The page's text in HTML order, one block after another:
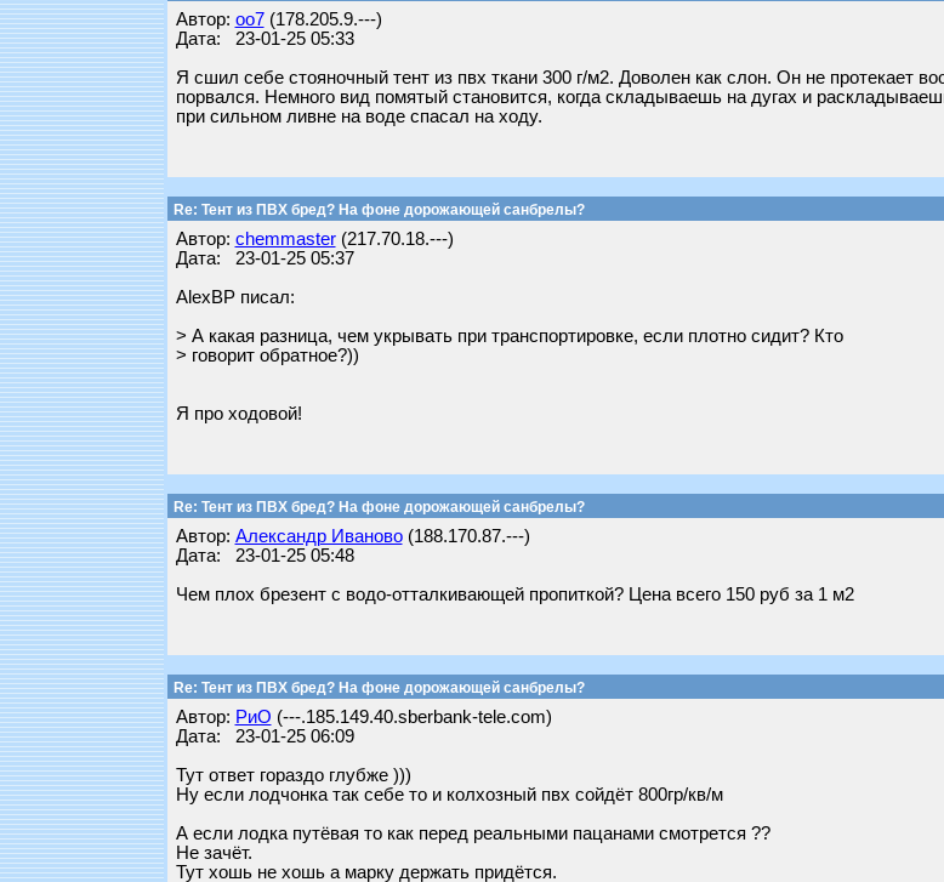
Автор: oo7(178.205.9.---)
Дата: 23-01-25 05:33
Я сшил себе стояночный тент из пвх ткани 300 г/м2. Доволен как слон. Он не протекает
порвался. Немного вид помятый становится, когда складываешь на дугах и
при сильном ливне на воде спасал на ходу.
Re: Тент из ПВХ бред? На фоне дорожающей санбрелы?
Автор: chemmaster(217.70.18.---)
Дата: 23-01-25 05:37
AlexBP писал:
> А какая разница, чем укрывать при транспортировке, если плотно сидит? Кто
> говорит обратное?))
Я про ходовой!
Re: Тент из ПВХ бред? На фоне дорожающей санбрелы?
Автор: Александр Иваново(188.170.87.---)
Дата: 23-01-25 05:48
Чем плох брезент с водо-отталкивающей пропиткой? Цена всего 150 руб за 1 м2
Re: Тент из ПВХ бред? На фоне дорожающей санбрелы?
Автор: РиО (---.185.149.40.sberbank-tele.com)
Дата: 23-01-25 06:09
Тут ответ гораздо глубже )))
Ну если лодчонка так себе то и колхозный пвх сойдёт 800гр/кв/м
А если лодка путёвая то как перед реальными пацанами смотрется ??
Не зачёт.
Тут хошь не хошь а марку держать придётся.